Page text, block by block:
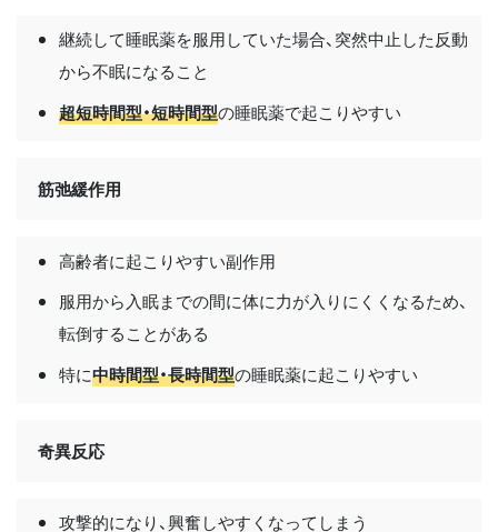
継続して睡眠薬を服用していた場合、突然中止した反動
から不眠になること
超短時間型・短時間型の睡眠薬で起こりやすい
筋弛緩作用
高齢者に起こりやすい副作用
服用から入眠までの間に体に力が入りにくくなるため、
転倒することがある
特に中時間型・長時間型の睡眠薬に起こりやすい
奇異反応
攻撃的になり、興奮しやすくなってしまう